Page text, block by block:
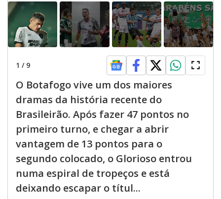
1 / 9
O Botafogo vive um dos maiores
dramas da história recente do
Brasileirão. Após fazer 47 pontos no
primeiro turno, e chegar a abrir
vantagem de 13 pontos para o
segundo colocado, o Glorioso entrou
numa espiral de tropeços e está
deixando escapar o títul...